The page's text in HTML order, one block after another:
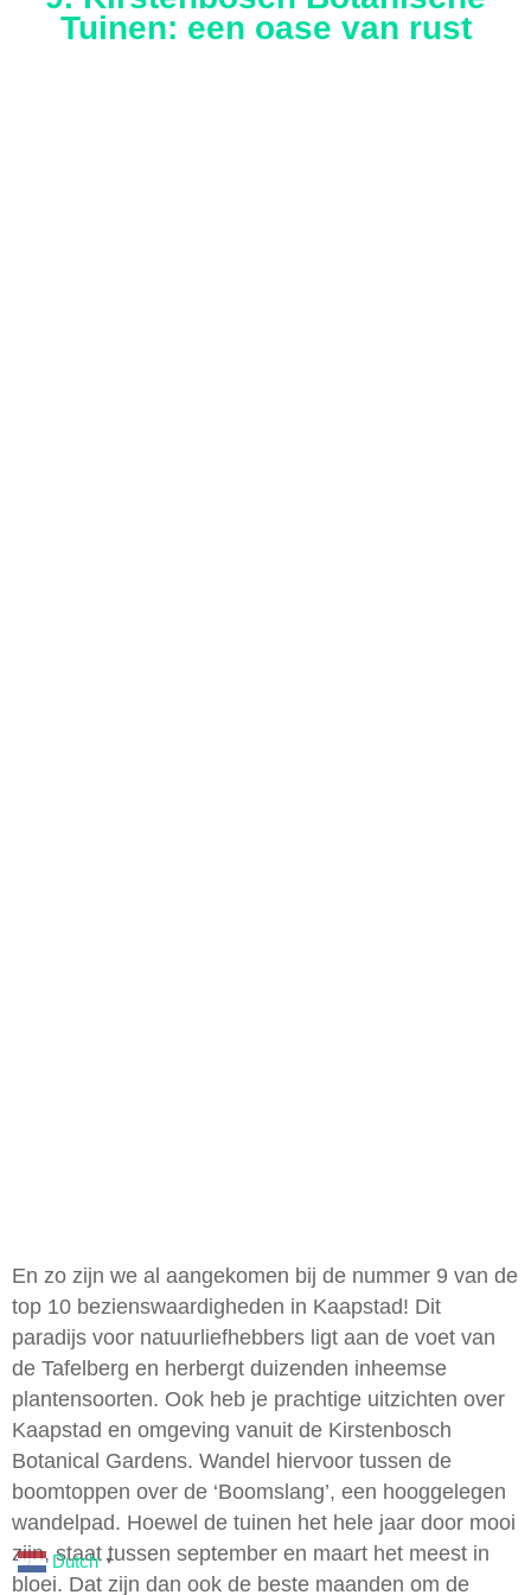
Tuinen: een oase van rust
En zo zijn we al aangekomen bij de nummer 9 van de
top 10 bezienswaardigheden in Kaapstad! Dit
paradijs voor natuurliefhebbers ligt aan de voet van
de Tafelberg en herbergt duizenden inheemse
plantensoorten. Ook heb je prachtige uitzichten over
Kaapstad en omgeving vanuit de Kirstenbosch
Botanical Gardens. Wandel hiervoor tussen de
boomtoppen over de ‘Boomslang’, een hooggelegen
wandelpad. Hoewel de tuinen het hele jaar door mooi
zijn, staat tussen september en maart het meest in
bloei. Dat zijn dan ook de beste maanden om de
Dutch ▼